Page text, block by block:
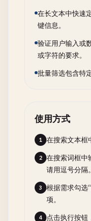
在长文本中快速
键信息。
验证用户输入或
或字符的要求。
批量筛选包含特
使用方式
1 在搜索文本框
2
在搜索词框中
请用逗号分隔。
3
根据需求勾选
项。
4
点击执行按钮